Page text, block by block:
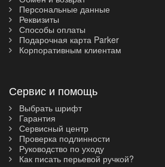
черный, синий, красный, голубой,
зеленый.
Плотные страницы, продуманная
ляссе и фирменная эластичная
любой блокнот в надежный рабочий
можно использовать как
Выполняем доставку заказа по всей
Персональные данные
Реквизиты
Способы оплаты
Подарочная карта Parker
Корпоративным клиентам
Сервис и помощь
Выбрать шрифт
Гарантия
Сервисный центр
Проверка подлинности
Руководство по уходу
Как писать перьевой ручкой?